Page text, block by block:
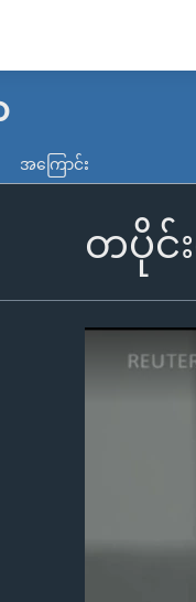
န်
အကြောင်း
တပိုင်